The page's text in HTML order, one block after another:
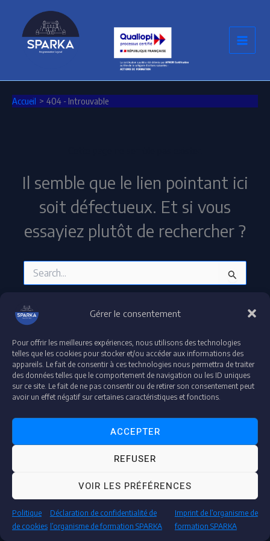
Gérer le consentement
Pour offrir les meilleures expériences, nous utilisons des technologies
telles que les cookies pour stocker et/ou accéder aux informations des
appareils. Le fait de consentir à ces technologies nous permettra de traiter
des données telles que le comportement de navigation ou les ID uniques
sur ce site. Le fait de ne pas consentir ou de retirer son consentement peut
avoir un effet négatif sur certaines caractéristiques et fonctions.
ACCEPTER
REFUSER
VOIR LES PRÉFÉRENCES
Politique
de cookies
Déclaration de confidentialité de
l’organisme de formation SPARKA
Imprint de l’organisme de
formation SPARKA
contenu
Accueil 404 - Introuvable
Il semble que le lien pointant ici
soit défectueux. Et si vous
essayiez plutôt de rechercher ?
Droit d'auteur © 2026 plateforme-formation-sparka
Accessibilité : partiellement conforme
Déclaration de confidentialité et de protection de données
Mentions légales
"Accédez à votre espace dédié pour vos contrôles et audits en toute transparence."
AUDITEUR